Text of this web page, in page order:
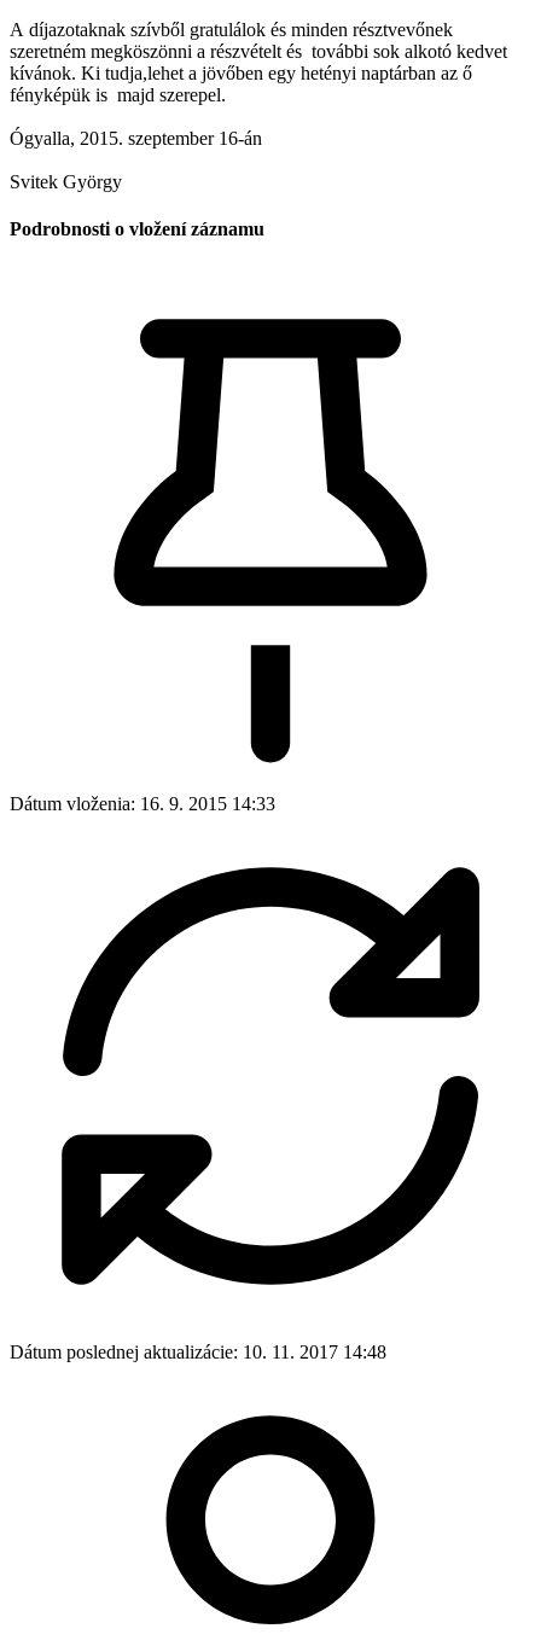
A díjazotaknak szívből gratulálok és minden résztvevőnek
szeretném megköszönni a részvételt és további sok alkotó kedvet
kívánok. Ki tudja,lehet a jövőben egy hetényi naptárban az ő
fényképük is majd szerepel.
Ógyalla, 2015. szeptember 16-án
Svitek György
Podrobnosti o vložení záznamu
Dátum vloženia: 16. 9. 2015 14:33
Dátum poslednej aktualizácie: 10. 11. 2017 14:48